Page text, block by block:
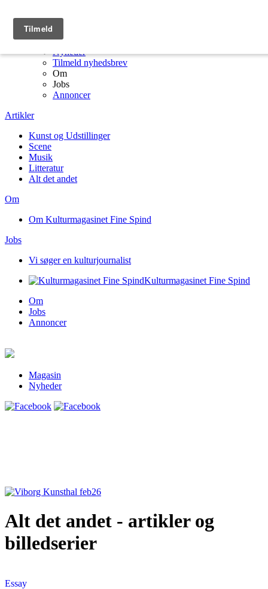
Artikler
Nyheder
Tilmeld nyhedsbrev
Om
Jobs
Annoncer
Artikler
Kunst og Udstillinger
Scene
Musik
Litteratur
Alt det andet
Om
Om Kulturmagasinet Fine Spind
Jobs
Vi søger en kulturjournalist
Kulturmagasinet Fine Spind
Om
Jobs
Annoncer
Magasin
Nyheder
Alt det andet - artikler og
billedserier
Essay